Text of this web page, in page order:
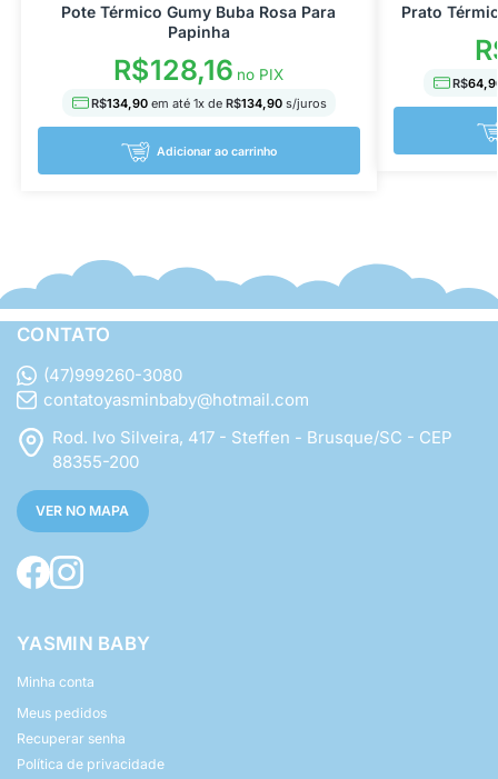
Pote Térmico Gumy Buba Rosa Para
Papinha
R$128,16 no PIX
R$134,90 em até 1x de R$134,90s/juros
Adicionar ao carrinho
Prato
R$
CONTATO
(47)999260-3080
contatoyasminbaby@hotmail.com
Rod. Ivo Silveira, 417 - Steffen - Brusque/SC - CEP
88355-200
VER NO MAPA
YASMIN BABY
Minha conta
Meus pedidos
Recuperar senha
Política de privacidade